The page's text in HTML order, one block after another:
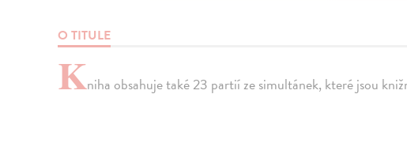
O TITULE
Kniha obsahuje také 23 partií ze simultánek, které jsou